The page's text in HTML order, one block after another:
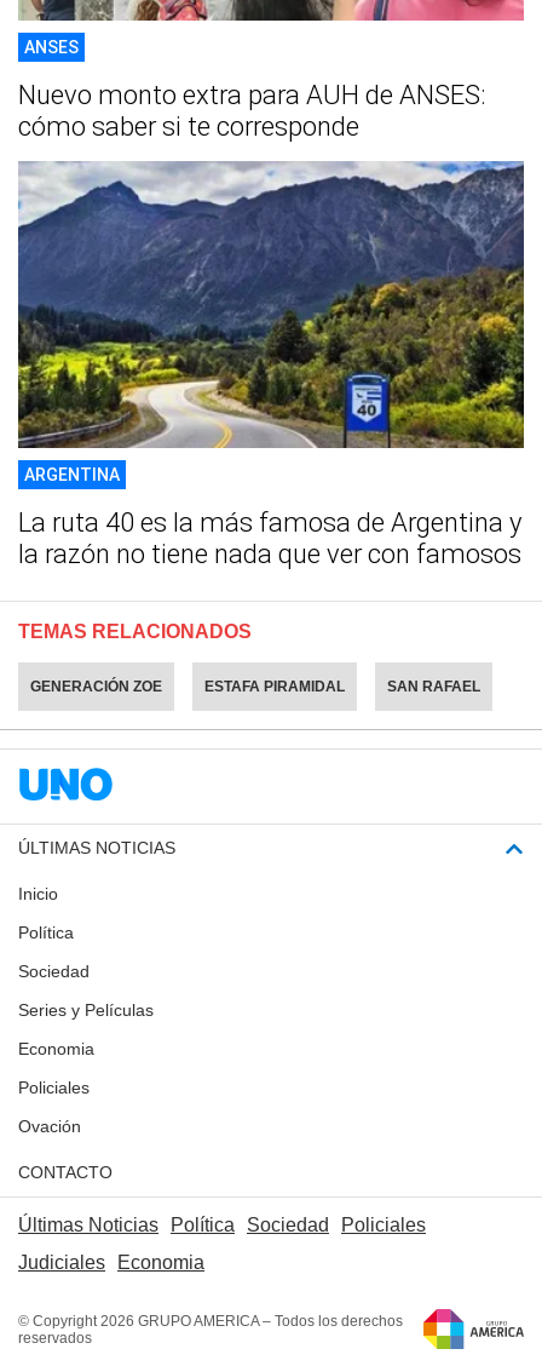
ANSES
Nuevo monto extra para AUH de ANSES:
cómo saber si te corresponde
ARGENTINA
La ruta 40 es la más famosa de Argentina y
la razón no tiene nada que ver con famosos
TEMAS RELACIONADOS
GENERACIÓN ZOE ESTAFA PIRAMIDAL SAN RAFAEL
ÚLTIMAS NOTICIAS
Inicio
Política
Sociedad
Series y Películas
Economia
Policiales
Ovación
CONTACTO
Últimas Noticias Política Sociedad
Policiales
Judiciales
Economia
© Copyright 2026 GRUPO AMERICA – Todos los derechos
reservados